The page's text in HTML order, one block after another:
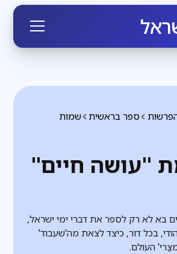
שמות ספר בראשית
"עושה חיים"
בא לא רק לספר את דברי ימי ישראל,
בכל דור, כיצד לצאת מה'שעבוד'
העולם.